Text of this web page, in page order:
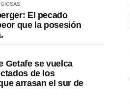
El pecado
que la posesión
Getafe se vuelca
de los
arrasan el sur de